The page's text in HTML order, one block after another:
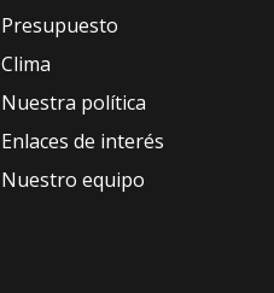
Presupuesto
Clima
Nuestra política
Enlaces de interés
Nuestro equipo